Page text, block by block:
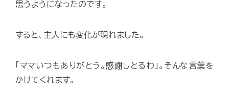
思うようになったのです。
すると、主人にも変化が現れました。
「ママいつもありがとう。感謝しとるわ」。そんな言葉を
かけてくれます。